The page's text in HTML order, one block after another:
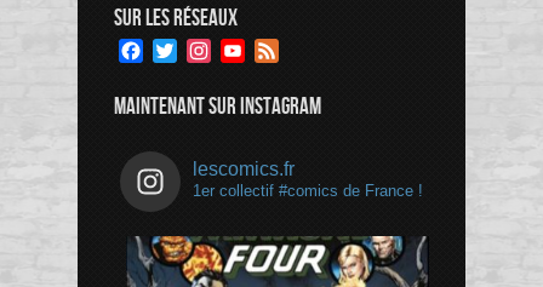
SUR LES RÉSEAUX
Facebook
TwitterInstagramYouTube
MAINTENANT SUR INSTAGRAM
lescomics.fr
1er collectif #comics de France !